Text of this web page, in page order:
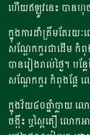
ហើយឥឡូវនេះ បានហុ
ក្នុងការដាំត្រឹមតែរយ
សណ្តែកកួរជាដើម
បានរៀងរាល់ថ្ងៃ។ បន្
សណ្តែកកួរ កំពុងផ្លែ
ក្នុងវ័យ៤០ឆ្នាំប្លាយ ល
ចង្កឹះ ឬស្ពៃតឿ លោក